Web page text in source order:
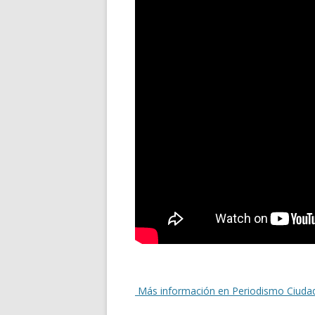
Más información en Periodismo